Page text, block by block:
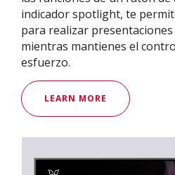
indicador spotlight, te
para realizar
mientras mantienes el
esfuerzo.
LEARN MORE